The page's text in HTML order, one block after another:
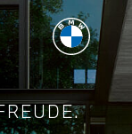
Freudeam Fahren